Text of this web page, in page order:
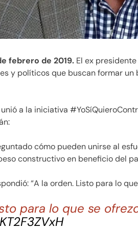
febrero de 2019. El ex presidente
y políticos que buscan formar un
a la iniciativa
cómo pueden unirse al
constructivo en beneficio del
“A la orden. Listo para lo que
para lo que se